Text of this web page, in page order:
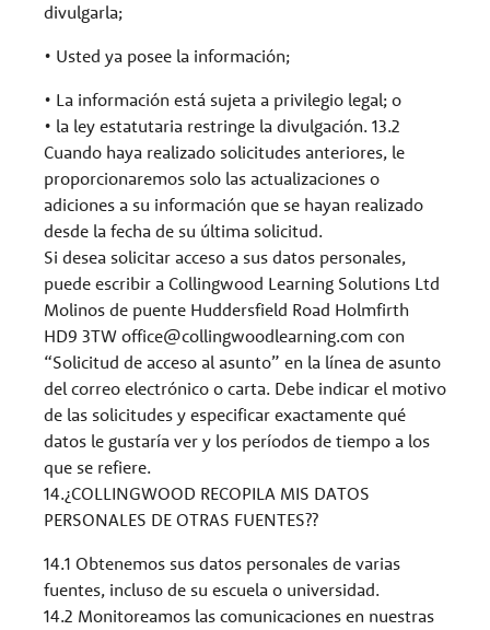
divulgarla;
• Usted ya posee la información;
• La información está sujeta a privilegio legal; o
• la ley estatutaria restringe la divulgación. 13.2
Cuando haya realizado solicitudes anteriores, le
proporcionaremos solo las actualizaciones o
adiciones a su información que se hayan realizado
desde la fecha de su última solicitud.
Si desea solicitar acceso a sus datos personales,
puede escribir a Collingwood Learning Solutions Ltd
Molinos de puente Huddersfield Road Holmfirth
HD9 3TW office@collingwoodlearning.com con
“Solicitud de acceso al asunto” en la línea de asunto
del correo electrónico o carta. Debe indicar el motivo
de las solicitudes y especificar exactamente qué
datos le gustaría ver y los períodos de tiempo a los
que se refiere.
14.¿COLLINGWOOD RECOPILA MIS DATOS
PERSONALES DE OTRAS FUENTES??
14.1 Obtenemos sus datos personales de varias
fuentes, incluso de su escuela o universidad.
14.2 Monitoreamos las comunicaciones en nuestras